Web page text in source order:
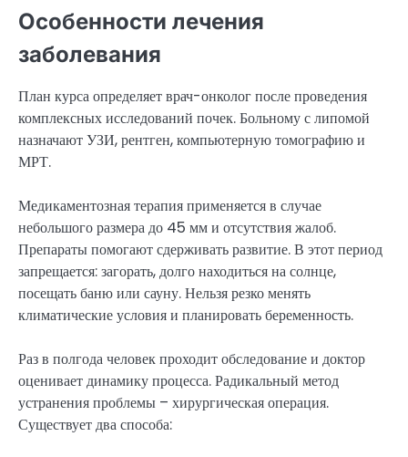
Особенности лечения
заболевания
План курса определяет врач-онколог после проведения
комплексных исследований почек. Больному с липомой
назначают УЗИ, рентген, компьютерную томографию и
МРТ.
Медикаментозная терапия применяется в случае
небольшого размера до 45 мм и отсутствия жалоб.
Препараты помогают сдерживать развитие. В этот период
запрещается: загорать, долго находиться на солнце,
посещать баню или сауну. Нельзя резко менять
климатические условия и планировать беременность.
Раз в полгода человек проходит обследование и доктор
оценивает динамику процесса. Радикальный метод
устранения проблемы – хирургическая операция.
Существует два способа: